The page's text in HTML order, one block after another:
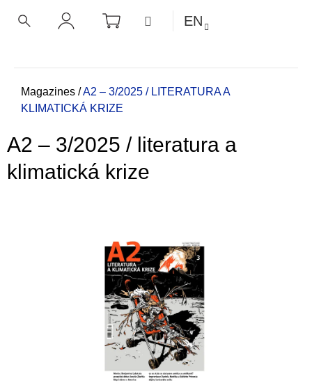
SHOPPING
CART MENUEN
Home
Magazines /A2 – 3/2025 / LITERATURA A
KLIMATICKÁ KRIZE
A2 – 3/2025 / literatura a
klimatická krize
BACK
BACK
h
a
a
r
e